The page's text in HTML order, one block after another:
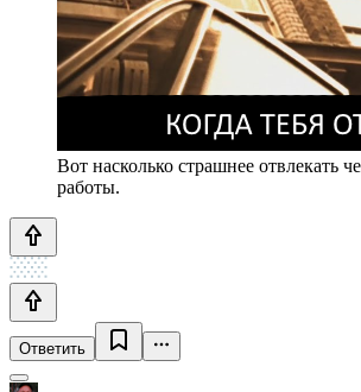
Вот насколько страшнее отвлекать
работы.
Ответить